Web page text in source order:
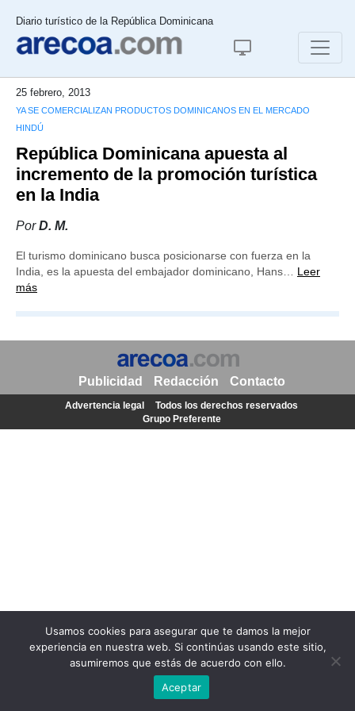
Diario turístico de la República Dominicana
25 febrero, 2013
YA SE COMERCIALIZAN PRODUCTOS DOMINICANOS EN EL MERCADO
HINDÚ
República Dominicana apuesta al
incremento de la promoción turística
en la India
PorD. M.
El turismo dominicano busca posicionarse con fuerza en la
India, es la apuesta del embajador dominicano, Hans… Leer
más
Usamos cookies para asegurar que te damos la mejor
experiencia en nuestra web. Si continúas usando este sitio,
asumiremos que estás de acuerdo con ello.
Aceptar
Publicidad Redacción Contacto
Advertencia legal
Todos los derechos reservados
Grupo Preferente